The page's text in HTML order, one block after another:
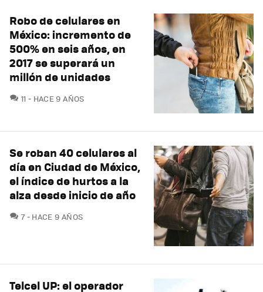
Robo de celulares en
México: incremento de
500% en seis años, en
2017 se superará un
millón de unidades
11 COMENTARIOS
HACE 9 AÑOS
Se roban 40 celulares al
día en Ciudad de México,
el índice de hurtos a la
alza desde inicio de año
7COMENTARIOS
HACE 9 AÑOS
Telcel UP: el operador